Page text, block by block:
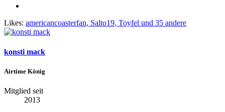
Likes: americancoasterfan, Salto19, Toyfel und 35 andere
konsti mack
Airtime König
Mitglied seit
2013